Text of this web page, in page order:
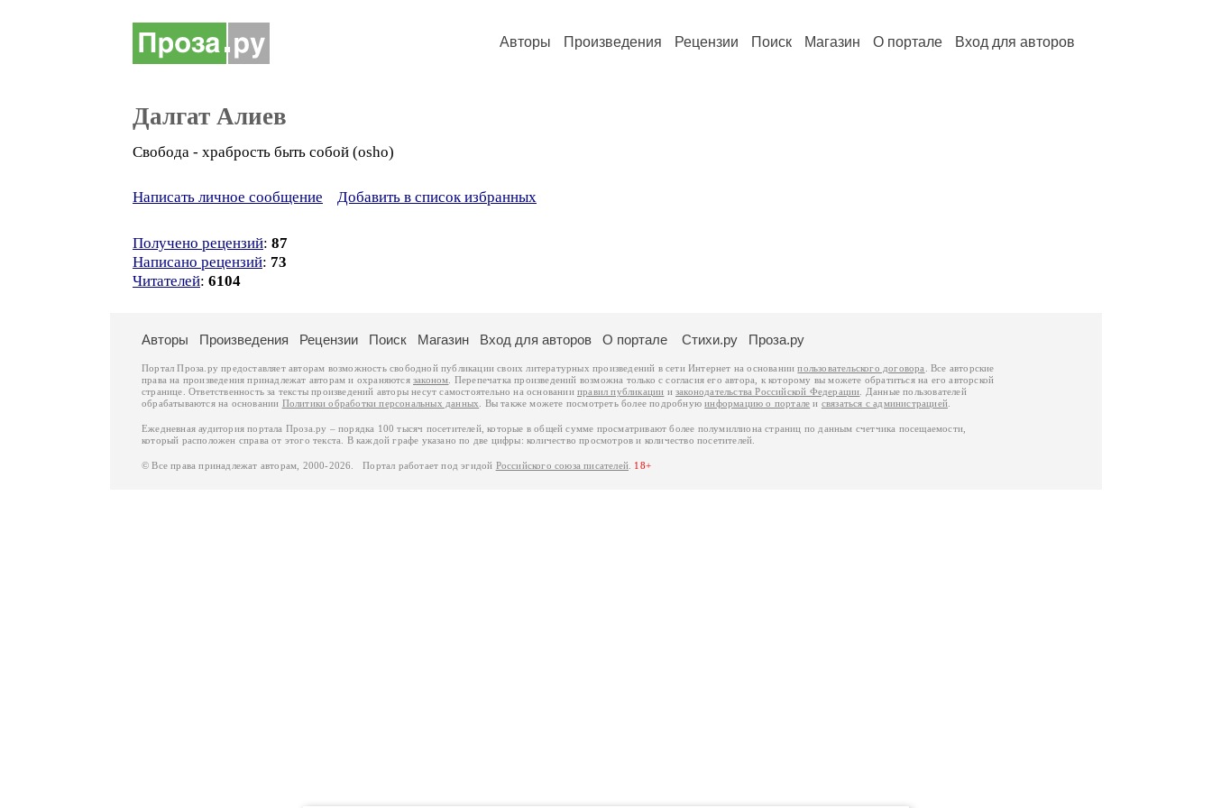
Авторы Произведения Рецензии Поиск Магазин О портале Вход для авторов
Далгат Алиев
Свобода - храбрость быть собой (osho)
Написать личное сообщение Добавить в список избранных
Получено рецензий: 87
Написано рецензий: 73
Читателей: 6104
Авторы Произведения Рецензии Поиск Магазин Вход для авторов О портале Стихи.ру Проза.ру
Портал Проза.ру предоставляет авторам возможность свободной публикации своих литературных произведений в сети Интернет на основаниипользовательского договора
. Все авторские
права на произведения принадлежат авторам и охраняются законом . Перепечатка произведений возможна только с согласия его автора, к которому вы можете обратиться на его авторской
странице. Ответственность за тексты произведений авторы несут самостоятельно на основанииправил публикации изаконодательства Российской Федерации . Данные пользователей
обрабатываются на основании Политики обработки персональных данных . Вы также можете посмотреть более подробнуюинформацию о портале и связаться с администрацией
Ежедневная аудитория портала Проза.ру – порядка 100 тысяч посетителей, которые в общей сумме просматривают более полумиллиона страниц по данным счетчика посещаемости,
который расположен справа от этого текста. В каждой графе указано по две цифры: количество просмотров и количество посетителей.
© Все права принадлежат авторам, 2000-2026. Портал работает под эгидой Российского союза писателей 18+